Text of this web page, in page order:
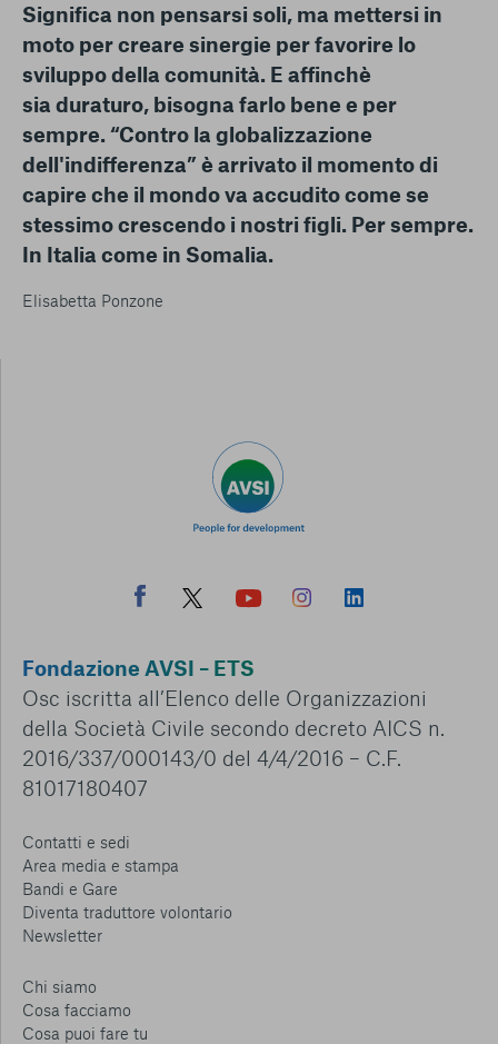
Significa non pensarsi soli, ma mettersi in
moto per creare sinergie per favorire lo
sviluppo della comunità. E affinchè
sia duraturo, bisogna farlo bene e per
sempre. “Contro la globalizzazione
dell'indifferenza” è arrivato il momento di
capire che il mondo va accudito come se
stessimo crescendo i nostri figli. Per sempre.
In Italia come in Somalia.
Elisabetta Ponzone
Fondazione AVSI – ETS
Osc iscritta all’Elenco delle Organizzazioni
della Società Civile secondo decreto AICS n.
2016/337/000143/0 del 4/4/2016 – C.F.
81017180407
Contatti e sedi
Area media e stampa
Bandi e Gare
Diventa traduttore volontario
Newsletter
Chi siamo
Cosa facciamo
Cosa puoi fare tu